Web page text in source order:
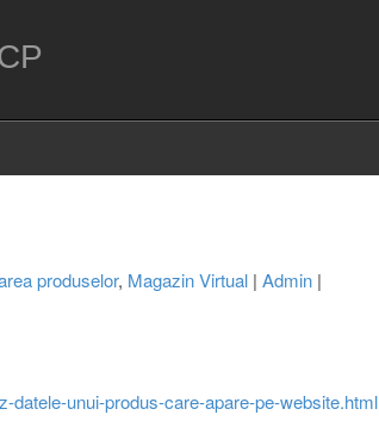
produselor, Magazin Virtual| Admin|
datele-unui-produs-care-apare-pe-website.html